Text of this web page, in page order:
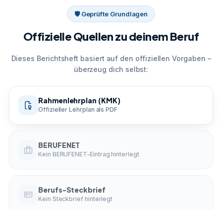
🛡 Geprüfte Grundlagen
Offizielle Quellen zu deinem Beruf
Dieses Berichtsheft basiert auf den offiziellen Vorgaben –
überzeug dich selbst:
Rahmenlehrplan (KMK)
Offizieller Lehrplan als PDF
BERUFENET
Kein BERUFENET-Eintrag hinterlegt
Berufs-Steckbrief
Kein Steckbrief hinterlegt